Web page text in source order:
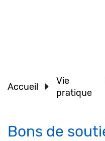
Accueil
Vie
pratique
Bons de